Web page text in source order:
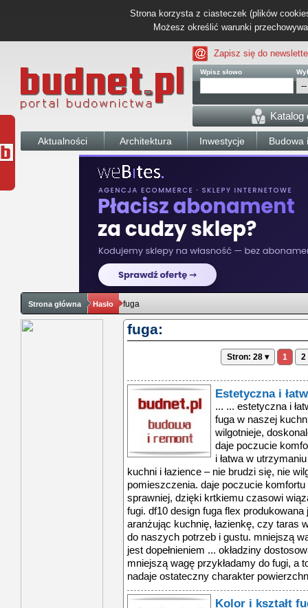
Strona korzysta z ciasteczek (plików
Możesz określić warunki
Zapisz się do
Wpisz słowo
Katalog
Aktualności Architektura Inwestycje Budowa
Strona główna Hasło fuga
fuga:
Stron: 28 ▾ 1 2
Estetyczna i
... ... estetyczna i
fuga w naszej
wilgotnieje,
daje poczucie
i łatwa w
kuchni i łazience – nie brudzi się, nie
pomieszczenia. daje poczucie
sprawniej, dzięki krtkiemu czasowi
fugi. df10 design fuga flex
aranżując kuchnię, łazienkę, czy taras
do naszych potrzeb i gustu. mniejszą
jest dopełnieniem ... okładziny
mniejszą wagę przykładamy do fugi, a
nadaje ostateczny charakter
Kolor i kształt